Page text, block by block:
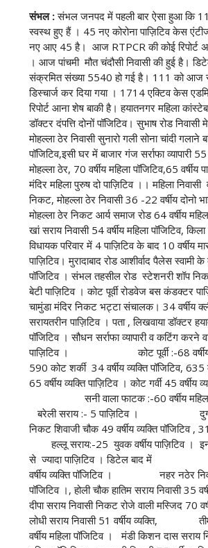
संभल :संभल जनपद में पहली बार ऐसा हुआ कि
स्वस्थ हुए हैं । 45 नए कोरोना पाज़िटिव केस
नए आए 45 है। आज RTPCR की कोई रिपोर्ट
। आज पांचमी मौत चंदौसी निवासी की हुई है।
संक्रमित संख्या 5540 हो गई है। 111 को आज
डिस्चार्ज कर दिया गया । 1714 एक्टिव केस
रिपोर्ट आना शेष बाकी है। हयातनगर महिला
डॉक्टर दंपत्ति दोनों पॉजिटिव। सुभाष रोड
मोहल्ला ठेर निवासी सुनारो गली सोना चांदी गलाने
पॉजिटिव,इसी घर में बाजार गंज सर्राफा व्यापारी 55
मोहल्ला ठेर, 70 वर्षीय महिला पॉजिटिव,65 वर्षीय
मंदिर महिला पुरुष दो पाज़िटिव ।। महिला
निकट, मोहल्ला ठेर निवासी 36 -22 वर्षीय दोनो
मोहल्ला ठेर निकट आर्य समाज रोड 64 वर्षीय
खां सराय निवासी 54 वर्षीय महिला पॉजिटिव, किला
विधायक परिवार में 4 पाज़िटिव के बाद 10 वर्षीय
पाज़िटिव‌। मुरादाबाद रोड आशीर्वाद पैलेस स्वामी
पॉजिटिव । संभल तहसील रोड स्टेशनरी शॉप
बेटी पाज़िटिव । कोट पूर्वी रोडवेज बस कंडक्टर
चामुंडा मंदिर निकट भट्टा संचालक। 34 वर्षीय
सरायतरीन पाज़िटिव । पता , लिखवाया डॉक्टर
पॉजिटिव । सौधन सर्राफा व्यापारी व कटिंग
पाज़िटिव । कोट पूर्वी :-68 वर्षीय
590 कोट शर्की 34 वर्षीय व्यक्ति पॉजिटिव, 635
65 वर्षीय व्यक्ति पाज़िटिव । कोट गर्वी 45 वर्षीय
सनी वाला फाटक :-60 वर्षीय
बरेली सराय :- 5 पाज़िटिव । दुर्गा
निकट शिवाजी चौक 49 वर्षीय व्यक्ति
हल्लू सराय:-25 युवक वर्षीय पाज़िटिव । इन
से ज्यादा पाज़िटिव । डिटेल बाद में
वर्षीय व्यक्ति पॉजिटिव । नहर नठेर
पॉजिटिव ।, होली चौक हातिम सराय निवासी 35
दीपा सराय निवासी निकट रोजे वाली मस्जिद 70
लोधी सराय निवासी 51 वर्षीय व्यक्ति,
वर्षीय महिला पॉजिटिव । मंडी किशन दास सराय